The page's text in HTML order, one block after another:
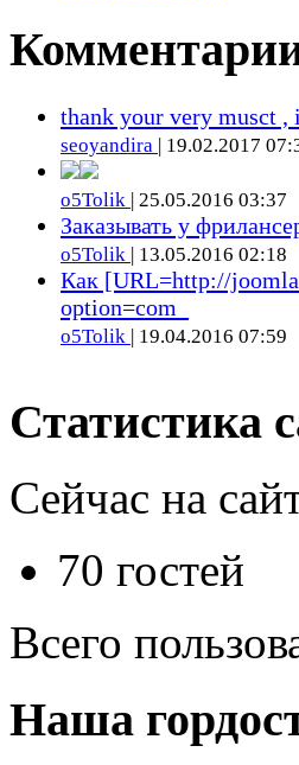
thank your very musct
seoyandira | 19.02.2017
o5Tolik | 25.05.2016 03:37
Заказывать у
o5Tolik | 13.05.2016 02:18
Как [URL=http://
option=com_
o5Tolik | 19.04.2016 07:59
Статистика
Сейчас на
70 гостей
Всего
Наша